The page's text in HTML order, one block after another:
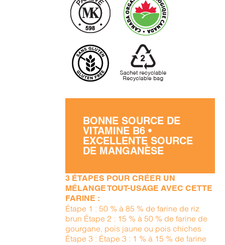
BONNE SOURCE DE
VITAMINE B6 •
EXCELLENTE SOURCE
DE MANGANÈSE
3 ÉTAPES POUR CRÉER UN
MÉLANGE TOUT-USAGE AVEC CETTE
FARINE :
Étape 1 : 50 % à 85 % de farine de riz
brun Étape 2 : 15 % à 50 % de farine de
gourgane, pois jaune ou pois chiches
Étape 3 : Étape 3 : 1 % à 15 % de farine